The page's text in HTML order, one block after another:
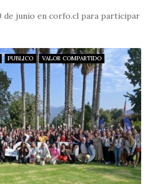
de junio en corfo.cl para participar
PUBLICO VALOR COMPARTIDO